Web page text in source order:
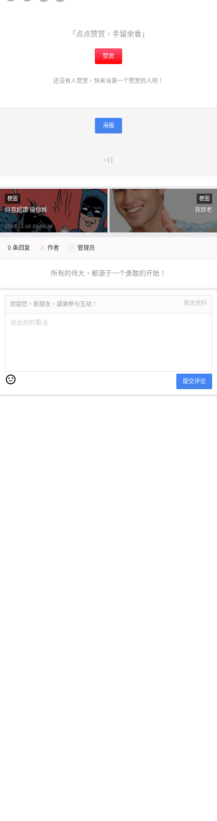
「点点赞赏，手留余香」
赞赏
还没有人赞赏，快来当第一个赞赏的人吧！
海报
梗圖
抖音超讚 操你媽
2017-12-10 20:36:39
梗圖
我就老
2017-12-10 22:44:58
0 条回复 A 作者 M 管理员
所有的伟大，都源于一个勇敢的开始！
欢迎您，新朋友，感谢参与互动！ 修改资料
提交评论